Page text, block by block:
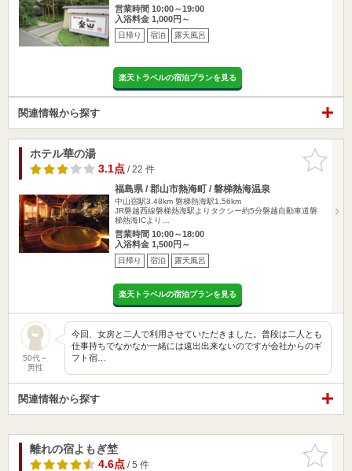
営業時間 10:00～19:00
入浴料金 1,000円～
日帰り 宿泊 露天風呂
楽天トラベルの宿泊プランを見る
関連情報から探す
お気に入
りに追加
ホテル華の湯
3.1点/ 22 件
福島県 / 郡山市熱海町 / 磐梯熱海温泉
中山宿駅3.48km 磐梯熱海駅1.56km
JR磐越西線磐梯熱海駅よりタクシー約5分磐越自動車道磐
梯熱海ICより…
営業時間 10:00～18:00
入浴料金 1,500円～
日帰り 宿泊 露天風呂
楽天トラベルの宿泊プランを見る
50代～
男性
今回、女房と二人で利用させていただきました。普段は二人とも
仕事持ちでなかなか一緒には遠出出来ないのですが会社からのギ
フト宿…
関連情報から探す
お気に入
りに追加
離れの宿よもぎ埜
4.6点/ 5 件